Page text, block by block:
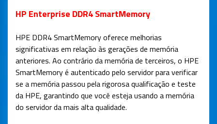
HP Enterprise DDR4 SmartMemory
HPE DDR4 SmartMemory oferece melhorias
significativas em relação às gerações de memória
anteriores. Ao contrário da memória de terceiros, o HPE
SmartMemory é autenticado pelo servidor para verificar
se a memória passou pela rigorosa qualificação e teste
da HPE, garantindo que você esteja usando a memória
do servidor da mais alta qualidade.